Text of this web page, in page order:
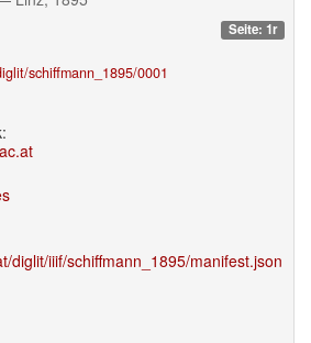
Seite: 1r
schiffmann_1895/0001
diglit/iiif/schiffmann_1895/manifest.json